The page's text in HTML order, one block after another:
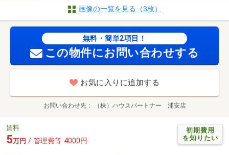
画像の一覧を見る（3枚）
無料・簡単2項目！
この物件にお問い合わせする
お気に入りに追加する
お問い合わせ先 （株）ハウスパートナー 浦安店
初期費用
を知りたい
賃料
5万円 / 管理費等 4000円